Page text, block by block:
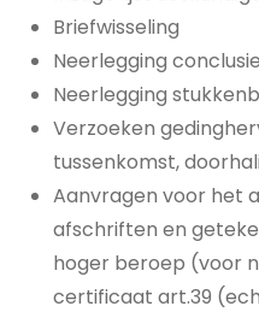
Briefwisseling
Neerlegging
Neerlegging
Verzoeken
tussenkomst,
Aanvragen voor het
afschriften en
hoger beroep (voor
certificaat art.39